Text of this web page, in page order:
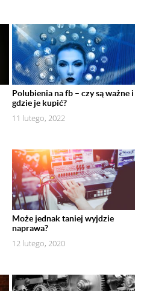
Polubienia na fb – czy są ważne i
gdzie je kupić?
11 lutego, 2022
Może jednak taniej wyjdzie
naprawa?
12 lutego, 2020